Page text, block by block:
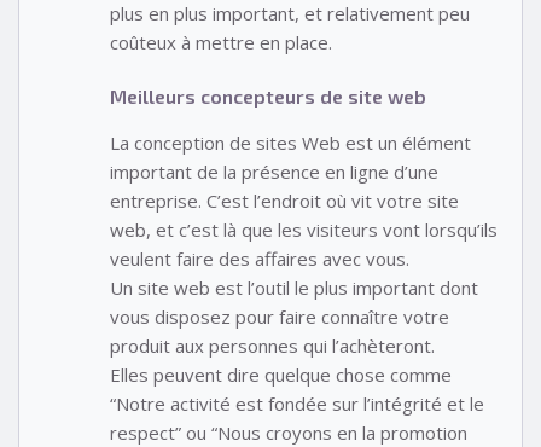
plus en plus important, et relativement peu
coûteux à mettre en place.
Meilleurs concepteurs de site web
La conception de sites Web est un élément
important de la présence en ligne d’une
entreprise. C’est l’endroit où vit votre site
web, et c’est là que les visiteurs vont lorsqu’ils
veulent faire des affaires avec vous.
Un site web est l’outil le plus important dont
vous disposez pour faire connaître votre
produit aux personnes qui l’achèteront.
Elles peuvent dire quelque chose comme
“Notre activité est fondée sur l’intégrité et le
respect” ou “Nous croyons en la promotion